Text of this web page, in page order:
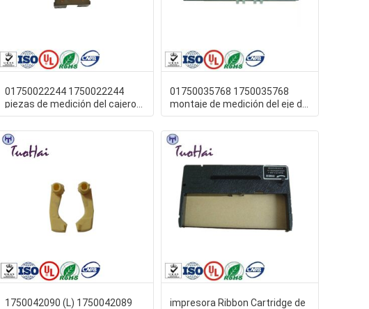
01750022244 1750022244
piezas de medición del cajero
automático de Wincor de la
01750035768 1750035768
montaje de medición del eje del
grueso de Wincor CMD V4
1750042090 (L) 1750042089
impresora Ribbon Cartridge de